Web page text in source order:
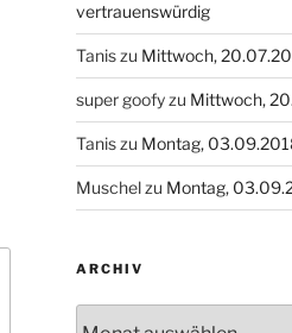
vertrauenswürdig
Taniszu Mittwoch,
super goofyzu Mittwoch,
Taniszu Montag,
Muschelzu Montag,
ARCHIV